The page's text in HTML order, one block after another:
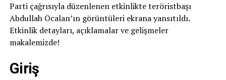
Parti çağrısıyla düzenlenen etkinlikte teröristbaşı
Abdullah Öcalan’ın görüntüleri ekrana yansıtıldı.
Etkinlik detayları, açıklamalar ve gelişmeler
makalemizde!
Giriş